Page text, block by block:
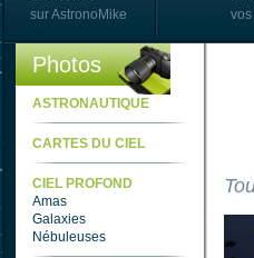
sur AstronoMike
Photos
ASTRONAUTIQUE
CARTES DU CIEL
CIEL PROFOND
Amas
Galaxies
Nébuleuses